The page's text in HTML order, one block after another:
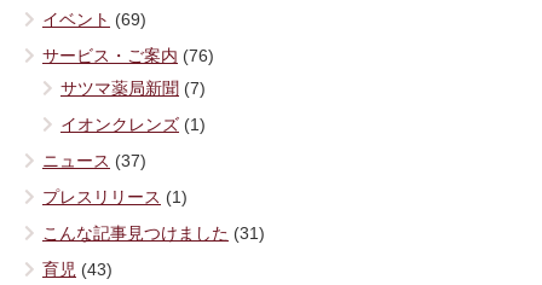
イベント (69)
サービス・ご案内 (76)
サツマ薬局新聞 (7)
イオンクレンズ (1)
ニュース (37)
プレスリリース (1)
こんな記事見つけました (31)
育児 (43)